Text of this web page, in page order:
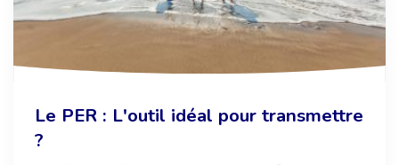
Le PER : L'outil idéal pour transmettre
?